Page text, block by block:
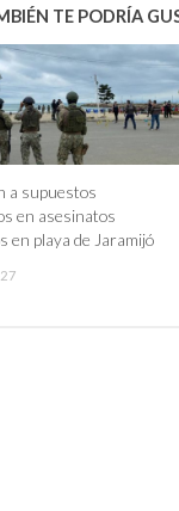
TE PODRÍA
a supuestos
en asesinatos
en playa de Jaramijó